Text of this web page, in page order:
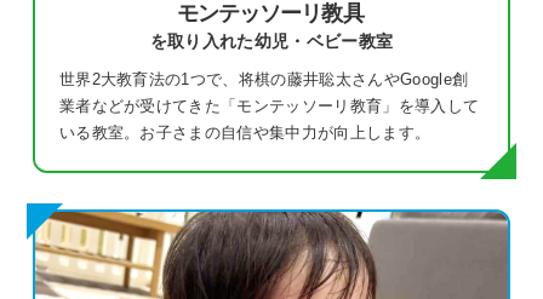
モンテッソーリ教具
を取り入れた幼児・ベビー教室
世界2大教育法の1つで、将棋の藤井聡太さんやGoogle創
業者などが受けてきた「モンテッソーリ教育」を導入して
いる教室。お子さまの自信や集中力が向上します。